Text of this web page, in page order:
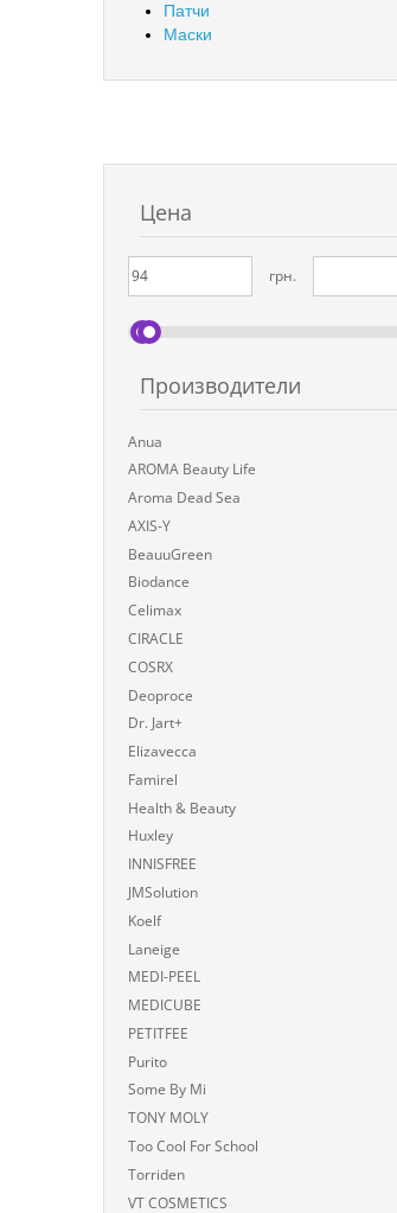
Патчи
Маски
Цена
грн.
Производители
Anua
AROMA Beauty Life
Aroma Dead Sea
AXIS-Y
BeauuGreen
Biodance
Celimax
CIRACLE
COSRX
Deoproce
Dr. Jart+
Elizavecca
Famirel
Health & Beauty
Huxley
INNISFREE
JMSolution
Koelf
Laneige
MEDI-PEEL
MEDICUBE
PETITFEE
Purito
Some By Mi
TONY MOLY
Too Cool For School
Torriden
VT COSMETICS